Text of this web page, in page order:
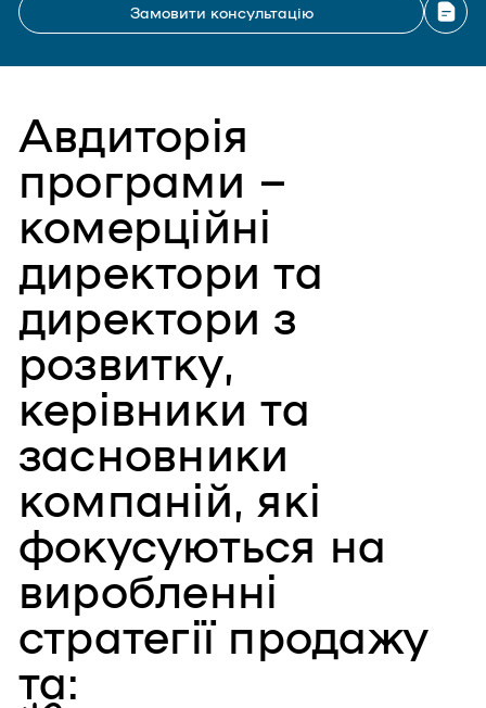
Замовити консультацію
Авдиторія
програми –
комерційні
директори та
директори з
розвитку,
керівники та
засновники
компаній, які
фокусуються на
виробленні
стратегії продажу
та: